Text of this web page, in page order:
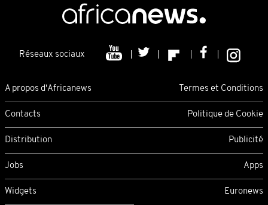
Réseaux sociaux
A propos d'Africanews Termes et Conditions
Contacts Politique de Cookie
Distribution Publicité
Jobs Apps
Widgets Euronews